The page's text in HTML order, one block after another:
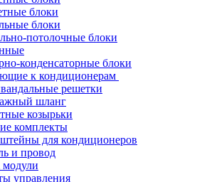
блоки
блоки
потолочные блоки
конденсаторные блоки
к кондиционерам
решетки
шланг
козырьки
комплекты
для кондиционеров
и провод
управления